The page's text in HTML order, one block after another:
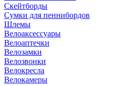
Скейтборды
Сумки для пеннибордов
Шлемы
Велоаксессуары
Велоаптечки
Велозамки
Велозвонки
Велокресла
Велокамеры